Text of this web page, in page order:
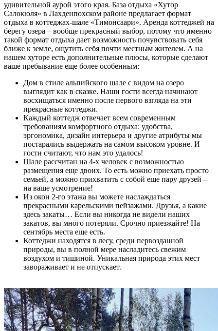
удивительной аурой этого края. База отдыха «Хутор
Салокюля» в Лахденпохском районе предлагает формат
отдыха в коттеджах-шале «Тимонсаари». Аренда коттеджей на
берегу озера – вообще прекрасный выбор, потому что именно
такой формат отдыха дает возможность почувствовать себя
ближе к земле, ощутить себя почти местным жителем. А на
нашем хуторе есть дополнительные плюсы, которые сделают
ваше пребывание еще более особенным:
Дом в стиле альпийского шале с видом на озеро
выглядит как в сказке. Наши гости всегда начинают
восхищаться именно после первого взгляда на эти
прекрасные коттеджи.
Каждый коттедж отвечает всем современным
требованиям комфортного отдыха: удобства,
эргономика, дизайн интерьера и другие атрибуты мы
постарались выдержать на самом высоком уровне. И
гости считают, что нам это удалось!
Шале рассчитан на 4-х человек с возможностью
размещения еще двоих. То есть можно приехать просто
семьей, а можно прихватить с собой еще пару друзей –
на ваше усмотрение!
Из окон 2-го этажа вы можете наслаждаться
прекрасными карельскими пейзажами. Друзья, а какие
здесь закаты… Если вы никогда не видели наших
закатов, вы много потеряли. Срочно приезжайте! На
сентябрь места еще есть.
Коттеджи находятся в лесу, среди первозданной
природы, вы в полной мере насладитесь свежим
воздухом и тишиной. Уникальная природа этих мест
завораживает и не отпускает.